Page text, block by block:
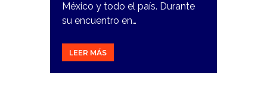
México y todo el país. Durante
su encuentro en…
LEER MÁS
21